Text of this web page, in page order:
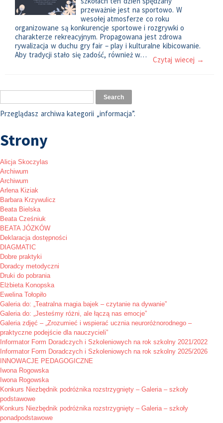
przeważnie jest na sportowo. W
wesołej atmosferze co roku
organizowane są konkurencje sportowe i rozgrywki o
charakterze rekreacyjnym. Propagowana jest zdrowa
rywalizacja w duchu gry fair – play i kulturalne kibicowanie.
Aby tradycji stało się zadość, również w…
Czytaj wiecej →
Przeglądasz archiwa kategorii „informacja”.
Strony
Alicja Skoczylas
Archiwum
Archiwum
Arlena Kiziak
Barbara Krzywulicz
Beata Bielska
Beata Cześniuk
BEATA JÓZKÓW
Deklaracja dostępności
DIAGMATIC
Dobre praktyki
Doradcy metodyczni
Druki do pobrania
Elżbieta Konopska
Ewelina Tołopiło
Galeria do: „Teatralna magia bajek – czytanie na dywanie”
Galeria do: „Jesteśmy różni, ale łączą nas emocje”
Galeria zdjęć – „Zrozumieć i wspierać ucznia neuroróżnorodnego –
praktyczne podejście dla nauczycieli”
Informator Form Doradczych i Szkoleniowych na rok szkolny 2021/2022
Informator Form Doradczych i Szkoleniowych na rok szkolny 2025/2026
INNOWACJE PEDAGOGICZNE
Iwona Rogowska
Iwona Rogowska
Konkurs Niezbędnik podróżnika rozstrzygnięty – Galeria – szkoły
podstawowe
Konkurs Niezbędnik podróżnika rozstrzygnięty – Galeria – szkoły
ponadpodstawowe